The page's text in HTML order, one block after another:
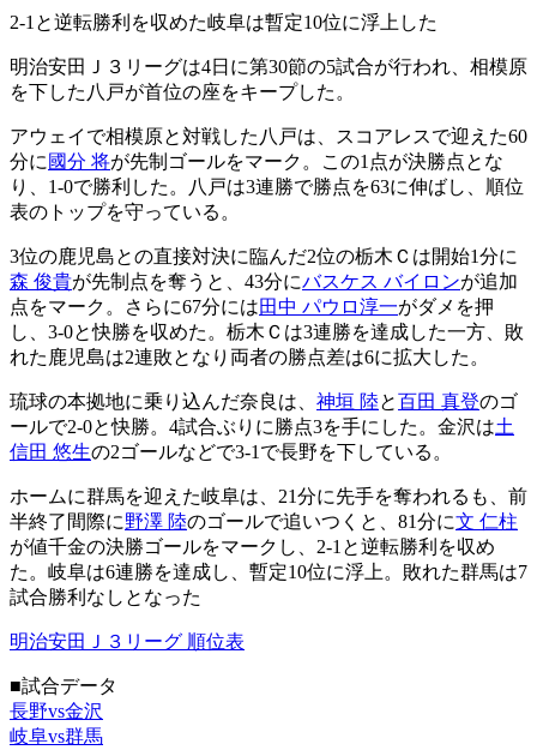
2-1と逆転勝利を収めた岐阜は暫定10位に浮上した
明治安田Ｊ３リーグは4日に第30節の5試合が行われ、相模原
を下した八戸が首位の座をキープした。
アウェイで相模原と対戦した八戸は、スコアレスで迎えた60
分に 國分 将が先制ゴールをマーク。この1点が決勝点とな
り、1-0で勝利した。八戸は3連勝で勝点を63に伸ばし、順位
表のトップを守っている。
3位の鹿児島との直接対決に臨んだ2位の栃木Ｃは開始1分に
森 俊貴が先制点を奪うと、43分にバスケス バイロンが追加
点をマーク。さらに67分には田中 パウロ淳一がダメを押
し、3-0と快勝を収めた。栃木Ｃは3連勝を達成した一方、敗
れた鹿児島は2連敗となり両者の勝点差は6に拡大した。
琉球の本拠地に乗り込んだ奈良は、 神垣 陸と百田 真登のゴ
ールで2-0と快勝。4試合ぶりに勝点3を手にした。金沢は土
信田 悠生の2ゴールなどで3-1で長野を下している。
ホームに群馬を迎えた岐阜は、21分に先手を奪われるも、前
半終了間際に野澤 陸のゴールで追いつくと、81分に文 仁柱
が値千金の決勝ゴールをマークし、2-1と逆転勝利を収め
た。岐阜は6連勝を達成し、暫定10位に浮上。敗れた群馬は7
試合勝利なしとなった
明治安田Ｊ３リーグ 順位表
■試合データ
長野vs金沢
岐阜vs群馬